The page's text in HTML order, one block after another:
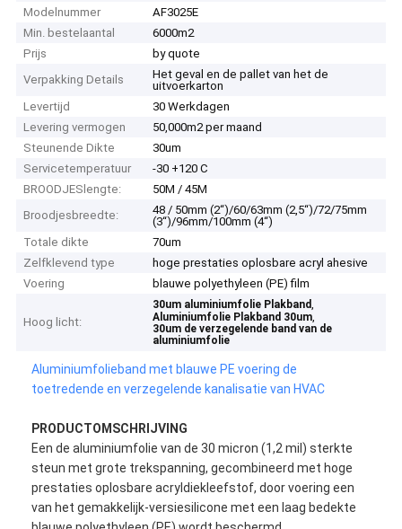
Modelnummer
AF3025E
Min. bestelaantal
6000m2
Prijs
by quote
Verpakking Details
Het geval en de pallet van het de
uitvoerkarton
Levertijd
30 Werkdagen
Levering vermogen
50,000m2 per maand
Steunende Dikte
30um
Servicetemperatuur
-30 +120 C
BROODJESlengte:
50M / 45M
Broodjesbreedte:
48 / 50mm (2“)/60/63mm (2,5“)/72/75mm
(3“)/96mm/100mm (4“)
Totale dikte
70um
Zelfklevend type
hoge prestaties oplosbare acryl ahesive
Voering
blauwe polyethyleen (PE) film
Hoog licht:
30um aluminiumfolie Plakband,
Aluminiumfolie Plakband 30um,
30um de verzegelende band van de
aluminiumfolie
Aluminiumfolieband met blauwe PE voering de
toetredende en verzegelende kanalisatie van HVAC
PRODUCTOMSCHRIJVING
Een de aluminiumfolie van de 30 micron (1,2 mil) sterkte
steun met grote trekspanning, gecombineerd met hoge
prestaties oplosbare acryldiekleefstof, door voering een
van het gemakkelijk-versiesilicone met een laag bedekte